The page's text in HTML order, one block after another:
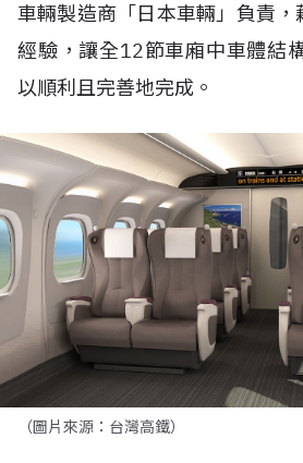
車輛製造商「日本車輛」負責
經驗，讓全12節車廂中車體結
以順利且完善地完成。
（圖片來源：台灣高鐵）